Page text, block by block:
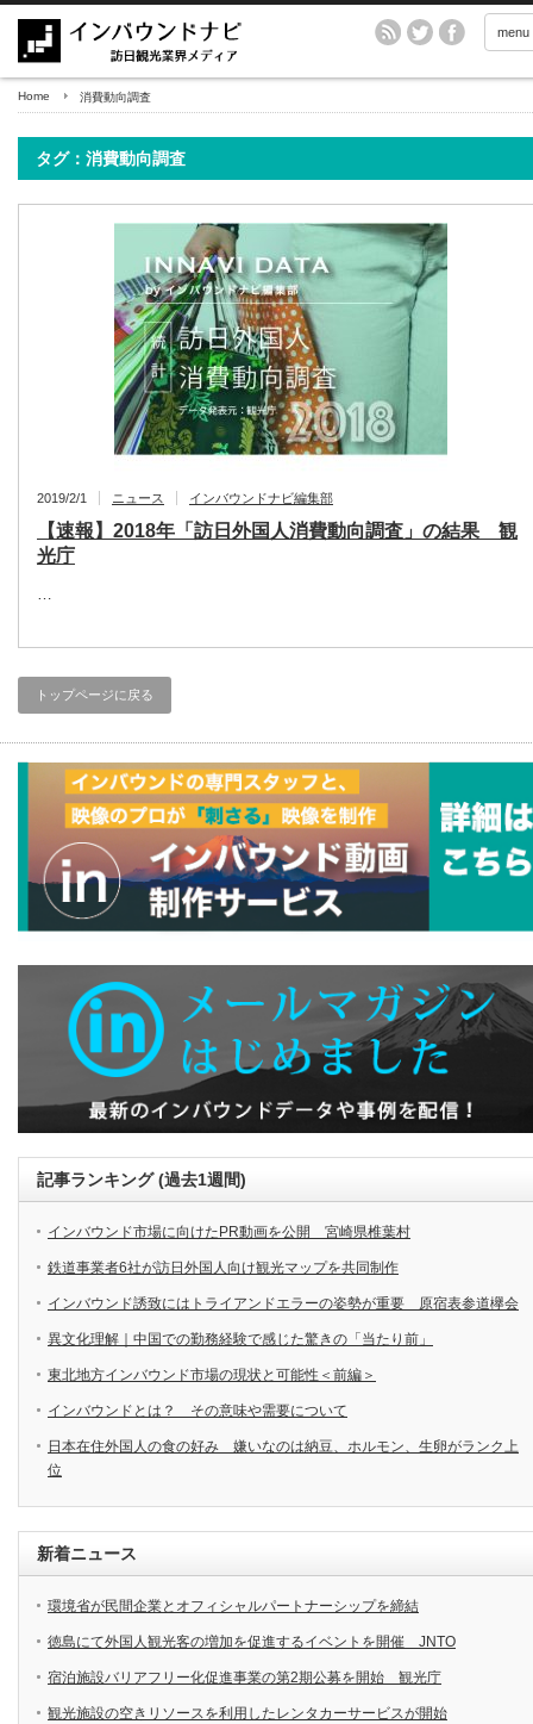
menu
Home 消費動向調査
タグ：消費動向調査
2019/2/1 ニュース インバウンドナビ編集部
【速報】2018年「訪日外国人消費動向調査」の結果 観
光庁
トップページに戻る
記事ランキング (過去1週間)
インバウンド市場に向けたPR動画を公開 宮崎県椎葉村
鉄道事業者6社が訪日外国人向け観光マップを共同制作
インバウンド誘致にはトライアンドエラーの姿勢が重要 原宿表参道欅会
異文化理解｜中国での勤務経験で感じた驚きの「当たり前」
東北地方インバウンド市場の現状と可能性＜前編＞
インバウンドとは？ その意味や需要について
日本在住外国人の食の好み 嫌いなのは納豆、ホルモン、生卵がランク上
位
新着ニュース
環境省が民間企業とオフィシャルパートナーシップを締結
徳島にて外国人観光客の増加を促進するイベントを開催 JNTO
宿泊施設バリアフリー化促進事業の第2期公募を開始 観光庁
観光施設の空きリソースを利用したレンタカーサービスが開始